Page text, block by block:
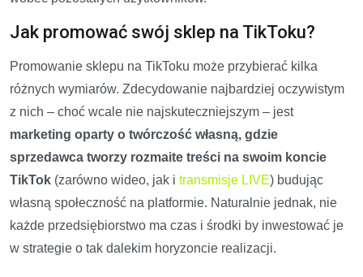
Jak promować swój sklep na TikToku?
Promowanie sklepu na TikToku może przybierać kilka
różnych wymiarów. Zdecydowanie najbardziej oczywistym
z nich – choć wcale nie najskuteczniejszym – jest
marketing oparty o twórczość własną, gdzie
sprzedawca tworzy rozmaite treści na swoim koncie
TikTok (zarówno wideo, jak i transmisje LIVE) budując
własną społeczność na platformie. Naturalnie jednak, nie
każde przedsiębiorstwo ma czas i środki by inwestować je
w strategie o tak dalekim horyzoncie realizacji.